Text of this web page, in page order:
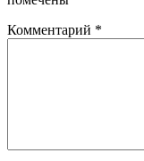
Комментарий *